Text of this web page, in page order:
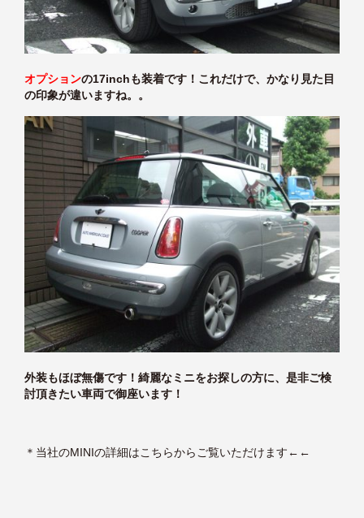
オプションの17inchも装着です！これだけで、かなり見た目
の印象が違いますね。。
外装もほぼ無傷です！綺麗なミニをお探しの方に、是非ご検
討頂きたい車両で御座います！
＊ 当社のMINIの詳細はこちらからご覧いただけます ←←